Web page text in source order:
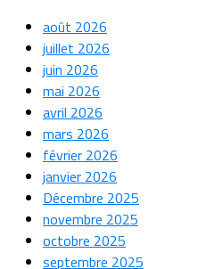
août 2026
juillet 2026
juin 2026
mai 2026
avril 2026
mars 2026
février 2026
janvier 2026
Décembre 2025
novembre 2025
octobre 2025
septembre 2025